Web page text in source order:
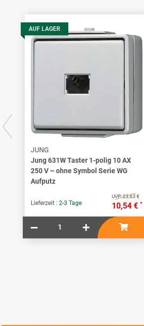
AUF LAGER
JUNG
Jung 631W Taster 1-polig 10 AX
250 V ~ ohne Symbol Serie WG
Aufputz
Lieferzeit : 2-3 Tage
UVP:23,63 €
10,54 € *